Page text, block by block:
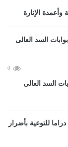
وأعمدة الإنارة
0
السد العالى